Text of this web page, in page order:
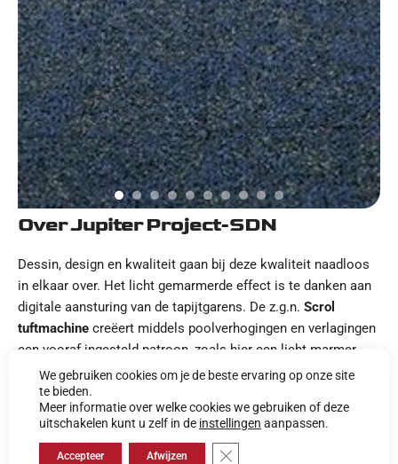
Over Jupiter Project-SDN
Dessin, design en kwaliteit gaan bij deze kwaliteit naadloos
in elkaar over. Het licht gemarmerde effect is te danken aan
digitale aansturing van de tapijtgarens. De z.g.n. Scrol
tuftmachine creëert middels poolverhogingen en verlagingen
een vooraf ingesteld patroon, zoals hier een licht marmer
beton optiek.
Floorsymbols CE
We gebruiken cookies om je de beste ervaring op onze site
te bieden.
Meer informatie over welke cookies we gebruiken of deze
uitschakelen kunt u zelf in de instellingen aanpassen.
Accepteer Afwijzen Sluit AVG/GDPR cookie banner